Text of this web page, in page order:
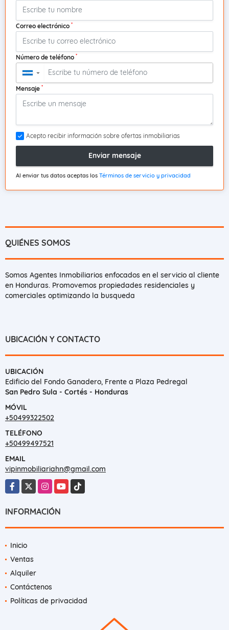
Correo electrónico *
Número de teléfono *
▼
Mensaje *
Acepto recibir información sobre ofertas inmobiliarias
Enviar mensaje
Al enviar tus datos aceptas los Términos de servicio y privacidad
QUIÉNES SOMOS
Somos Agentes Inmobiliarios enfocados en el servicio al cliente
en Honduras. Promovemos propiedades residenciales y
comerciales optimizando la busqueda
UBICACIÓN Y CONTACTO
UBICACIÓN
Edificio del Fondo Ganadero, Frente a Plaza Pedregal
San Pedro Sula - Cortés - Honduras
MÓVIL
+50499322502
TELÉFONO
+50499497521
EMAIL
vipinmobiliariahn@gmail.com
Facebook
X InstagramYouTubeTikTok
INFORMACIÓN
Inicio
Ventas
Alquiler
Contáctenos
Políticas de privacidad